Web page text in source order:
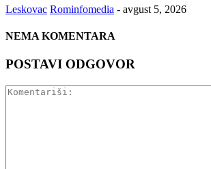
Leskovac Rominfomedia - avgust 5, 2026
NEMA KOMENTARA
POSTAVI ODGOVOR